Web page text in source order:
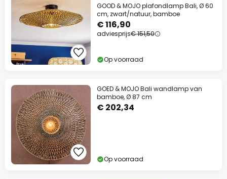
GOOD & MOJO plafondlamp Bali, Ø 60
cm, zwart/natuur, bamboe
€ 116,90
adviesprijs€ 151,50
Op voorraad
GOED & MOJO Bali wandlamp van
bamboe, Ø 87 cm
€ 202,34
Op voorraad
10% kortingvanaf €99
13% korting
vanaf €159
op bijna alles*
Nu besparen